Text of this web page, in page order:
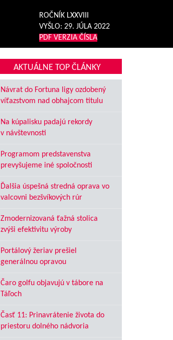
ROČNÍK LXXVIII
VYŠLO: 29. JÚLA 2022
PDF VERZIA ČÍSLA
AKTUÁLNE TOP ČLÁNKY
Návrat do Fortuna ligy ozdobený
víťazstvom nad obhajcom titulu
Na kúpalisku padajú rekordy
v návštevnosti
Programom predstavenstva
prevyšujeme iné spoločnosti
Ďalšia úspešná stredná oprava vo
valcovni bezšvíkových rúr
Zmodernizovaná ťažná stolica
zvýši efektivitu výroby
Portálový žeriav prešiel
generálnou opravou
Čaro golfu objavujú v tábore na
Táľoch
Časť 11: Prinavrátenie života do
priestoru dolného nádvoria